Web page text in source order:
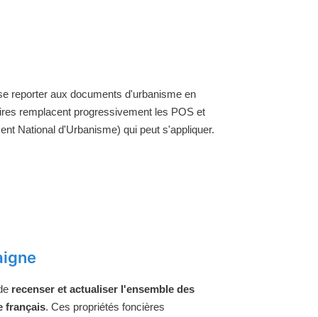
reporter aux documents d'urbanisme en
remplacent progressivement les POS et
National d'Urbanisme) qui peut s'appliquer.
recenser et actualiser l'ensemble des
français. Ces propriétés foncières